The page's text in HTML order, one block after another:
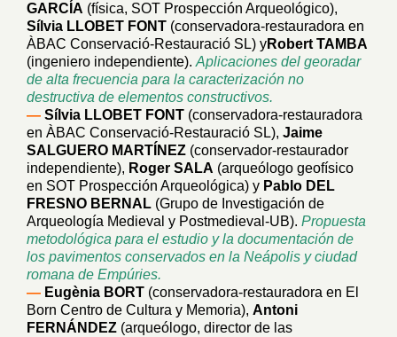
GARCÍA (física, SOT Prospección Arqueológico),
Sílvia LLOBET FONT (conservadora-restauradora en
ÀBAC Conservació-Restauració SL) yRobert TAMBA
(ingeniero independiente). Aplicaciones del georadar
de alta frecuencia para la caracterización no
destructiva de elementos constructivos.
— Sílvia LLOBET FONT (conservadora-restauradora
en ÀBAC Conservació-Restauració SL), Jaime
SALGUERO MARTÍNEZ (conservador-restaurador
independiente), Roger SALA (arqueólogo geofísico
en SOT Prospección Arqueológica) y Pablo DEL
FRESNO BERNAL (Grupo de Investigación de
Arqueología Medieval y Postmedieval-UB). Propuesta
metodológica para el estudio y la documentación de
los pavimentos conservados en la Neápolis y ciudad
romana de Empúries.
— Eugènia BORT (conservadora-restauradora en El
Born Centro de Cultura y Memoria), Antoni
FERNÁNDEZ (arqueólogo, director de las